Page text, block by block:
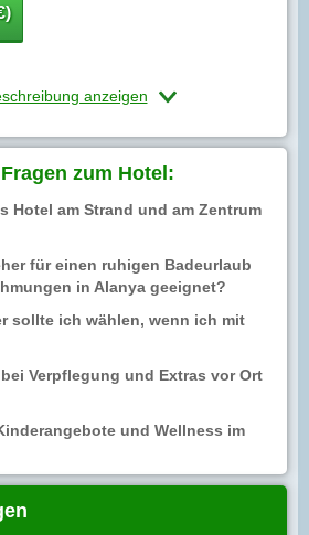
anzeigen
zum Hotel:
Hotel am Strand und am Zentrum
für einen ruhigen Badeurlaub
in Alanya geeignet?
sollte ich wählen, wenn ich mit
Verpflegung und Extras vor Ort
und Wellness im